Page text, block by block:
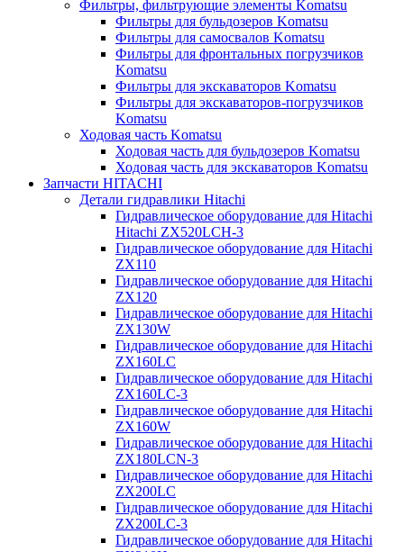
Фильтры, фильтрующие элементы Komatsu
Фильтры для бульдозеров Komatsu
Фильтры для самосвалов Komatsu
Фильтры для фронтальных погрузчиков
Komatsu
Фильтры для экскаваторов Komatsu
Фильтры для экскаваторов-погрузчиков
Komatsu
Ходовая часть Komatsu
Ходовая часть для бульдозеров Komatsu
Ходовая часть для экскаваторов Komatsu
Запчасти HITACHI
Детали гидравлики Hitachi
Гидравлическое оборудование для Hitachi
Hitachi ZX520LCH-3
Гидравлическое оборудование для Hitachi
ZX110
Гидравлическое оборудование для Hitachi
ZX120
Гидравлическое оборудование для Hitachi
ZX130W
Гидравлическое оборудование для Hitachi
ZX160LC
Гидравлическое оборудование для Hitachi
ZX160LC-3
Гидравлическое оборудование для Hitachi
ZX160W
Гидравлическое оборудование для Hitachi
ZX180LCN-3
Гидравлическое оборудование для Hitachi
ZX200LC
Гидравлическое оборудование для Hitachi
ZX200LC-3
Гидравлическое оборудование для Hitachi